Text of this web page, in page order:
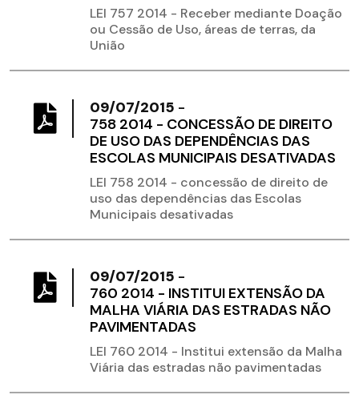
LEI 757 2014 - Receber mediante Doação
ou Cessão de Uso, áreas de terras, da
União
09/07/2015 -
758 2014 - CONCESSÃO DE DIREITO
DE USO DAS DEPENDÊNCIAS DAS
ESCOLAS MUNICIPAIS DESATIVADAS
LEI 758 2014 - concessão de direito de
uso das dependências das Escolas
Municipais desativadas
09/07/2015 -
760 2014 - INSTITUI EXTENSÃO DA
MALHA VIÁRIA DAS ESTRADAS NÃO
PAVIMENTADAS
LEI 760 2014 - Institui extensão da Malha
Viária das estradas não pavimentadas